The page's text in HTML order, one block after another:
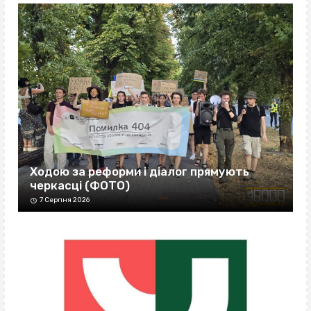
Ходою за реформи і діалог прямують
черкасці (ФОТО)
7 Серпня 2026